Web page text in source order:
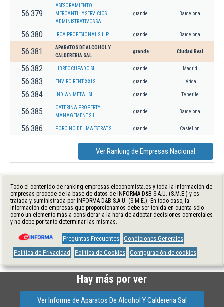
56.379
ASESORAMIENTO
MERCANTIL Y SERVICIOS
ADMINISTRATIVOS SA
grande Barcelona
56.380 IRCA PROFESIONAL S.L.P. grande Barcelona
56.381
APARATOS DE ALCOHOL Y
CALDERERIA SAL
grande Ciudad Real
56.382 LIBREOCUPADO SL grande Madrid
56.383 ENVIRO RENT XXI SL grande Lérida
56.384 INDIAN METAL SL. grande Tenerife
56.385
CATERINA PROPERTY
MANAGEMENT S.L.
grande Barcelona
56.386 PORCINO DEL MAESTRAT SL grande Castellon
Ver Ranking de Empresas Nacional
Todo el contenido de ranking-empresas.eleconomista.es y toda la información de
empresas procede de la base de datos de INFORMA D&B S.A.U. (S.M.E.) y es
tratada y suministrada por INFORMA D&B S.A.U. (S.M.E.). En todo caso, la
información de empresas que proporcionamos debe ser tenida en cuenta sólo
como un elemento más a considerar a la hora de adoptar decisiones comerciales
y no debe por tanto determinar las mismas.
Preguntas Frecuentes Condiciones Generales
Política de Privacidad
Política de Cookies Configuración de cookies
Hay más por ver
Ver Informe de Aparatos De Alcohol Y Caldereria Sal